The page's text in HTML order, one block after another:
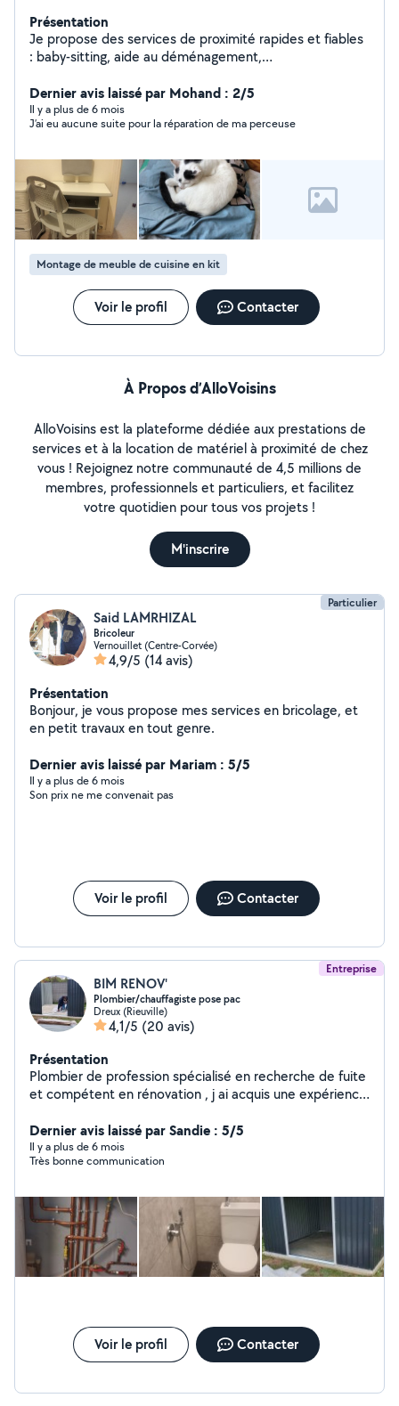
Présentation
Je propose des services de proximité rapides et fiables
: baby-sitting, aide au déménagement,
auto/moto
Dernier avis laissé par Mohand : 2/5
Il y a plus de 6 mois
J’ai eu aucune suite pour la réparation de ma perceuse
Montage de meuble de cuisine en kit
Voir le profil Contacter
À Propos d’AlloVoisins
AlloVoisins est la plateforme dédiée aux prestations de
services et à la location de matériel à proximité de chez
vous ! Rejoignez notre communauté de 4,5 millions de
membres, professionnels et particuliers, et facilitez
votre quotidien pour tous vos projets !
M'inscrire
Particulier
Said LAMRHIZAL
Bricoleur
Vernouillet (Centre-Corvée)
4,9/5 (14 avis)
Présentation
Bonjour, je vous propose mes services en bricolage, et
en petit travaux en tout genre.
Dernier avis laissé par Mariam : 5/5
Il y a plus de 6 mois
Son prix ne me convenait pas
Voir le profil Contacter
Entreprise
BIM RENOV'
Plombier/chauffagiste pose pac
Dreux (Rieuville)
4,1/5 (20 avis)
Présentation
Plombier de profession spécialisé en recherche de fuite
et compétent en rénovation , j ai acquis une expérience
perfectionné sur tous types de travaux intérieurs et
extérieurs. Je peux également dépanner et faire l
entretien de vos pompes a chaleur et climatisation.
analyser la situation et de vous accompagner dans vos
projets.
Dernier avis laissé par Sandie : 5/5
Il y a plus de 6 mois
Très bonne communication
Voir le profil Contacter